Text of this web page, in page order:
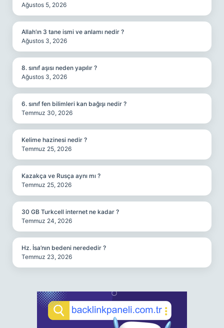
Ağustos 5, 2026
Allah’ın 3 tane ismi ve anlamı nedir ?
Ağustos 3, 2026
8. sınıf aşısı neden yapılır ?
Ağustos 3, 2026
6. sınıf fen bilimleri kan bağışı nedir ?
Temmuz 30, 2026
Kelime hazinesi nedir ?
Temmuz 25, 2026
Kazakça ve Rusça aynı mı ?
Temmuz 25, 2026
30 GB Turkcell internet ne kadar ?
Temmuz 24, 2026
Hz. İsa’nın bedeni nerededir ?
Temmuz 23, 2026